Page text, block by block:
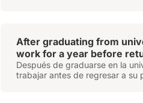
After graduating from
work for a year before
Después de graduarse en la
trabajar antes de regresar a su